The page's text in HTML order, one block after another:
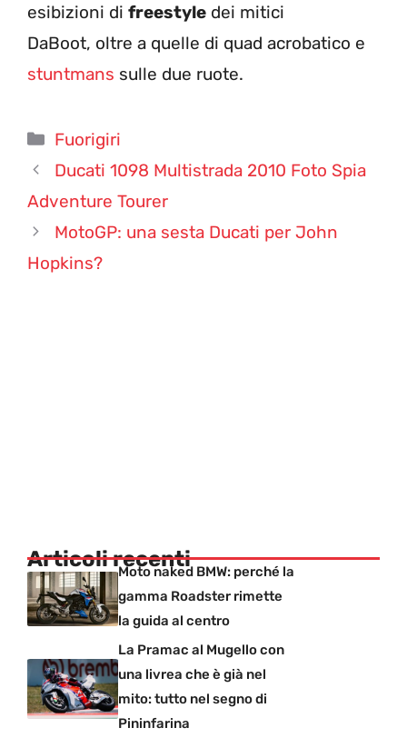
esibizioni di freestyle dei mitici
DaBoot, oltre a quelle di quad acrobatico e
stuntmans sulle due ruote.
Categorie
Fuorigiri
Ducati 1098 Multistrada 2010 Foto Spia
Adventure Tourer
MotoGP: una sesta Ducati per John
Hopkins?
Articoli recentiMoto naked BMW: perché la
gamma Roadster rimette
la guida al centro
La Pramac al Mugello con
una livrea che è già nel
mito: tutto nel segno di
Pininfarina